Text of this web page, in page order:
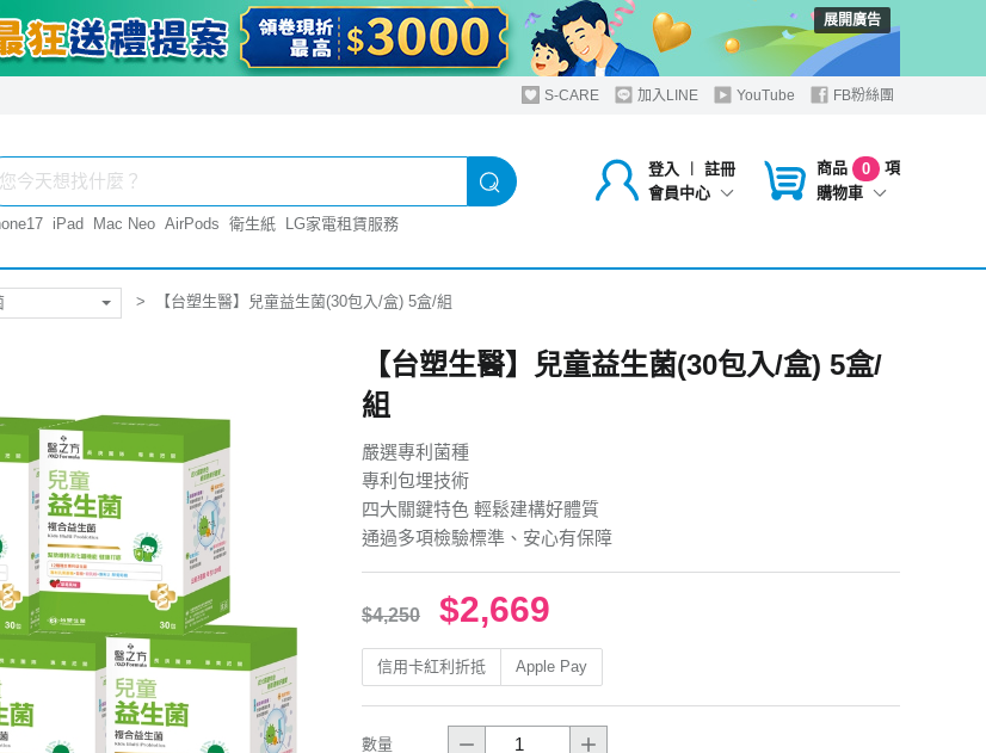
展開廣告
S-CARE 加入LINE YouTube FB粉絲團
登入 ︱
註冊
會員中心
商品 0
項
購物車
iPad Mac Neo AirPods 衛生紙 LG家電租賃服務
【台塑生醫】兒童益生菌(30包入/盒) 5盒/組
【台塑生醫】兒童益生菌(30包入/盒) 5盒/
組
嚴選專利菌種
專利包埋技術
四大關鍵特色 輕鬆建構好體質
通過多項檢驗標準、安心有保障
$4,250 $2,669
信用卡紅利折抵 Apple Pay
數量